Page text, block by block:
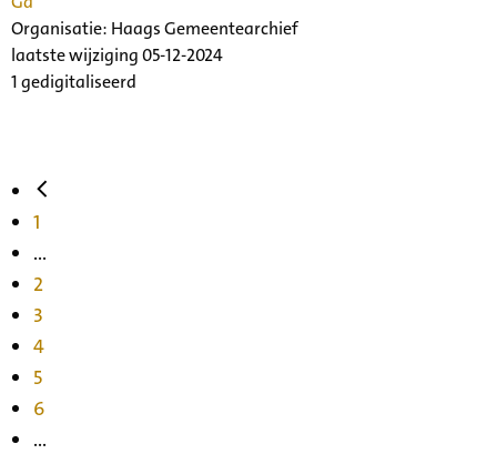
Organisatie: Haags Gemeentearchief
laatste wijziging 05-12-2024
1 gedigitaliseerd
1
...
2
3
4
5
6
...